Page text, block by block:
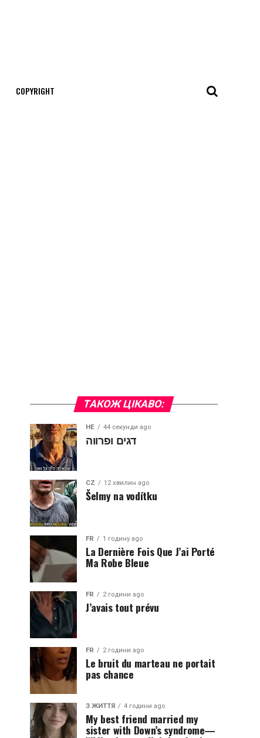
COPYRIGHT
ТАКОЖ ЦІКАВО:
HE 44 секунди ago
דגים ופרווה
CZ 12 хвилин ago
Šelmy na vodítku
FR 1 годину ago
La Dernière Fois Que J’ai Porté
Ma Robe Bleue
FR 2 години ago
J’avais tout prévu
FR 2 години ago
Le bruit du marteau ne portait
pas chance
З ЖИТТЯ 4 години ago
My best friend married my
sister with Down’s syndrome—